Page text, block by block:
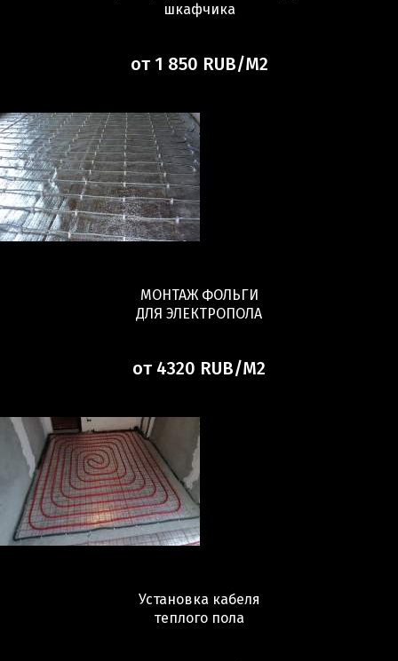
шкафчика
от 1 850 RUB/М2
МОНТАЖ ФОЛЬГИ
ДЛЯ ЭЛЕКТРОПОЛА
от 4320 RUB/М2
Установка кабеля
теплого пола